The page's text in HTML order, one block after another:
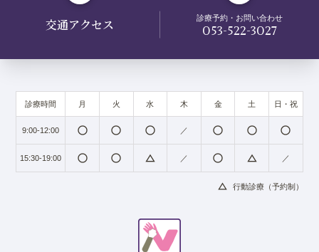
交通アクセス 診療予約・お問い合わせ
053-522-3027
診療時間 月 火 水 木 金 土 日・祝
9:00-12:00 radio_button_unchecked radio_button_unchecked radio_button_unchecked ／ radio_button_unchecked radio_button_unchecked radio_button_unchecked
15:30-19:00 radio_button_unchecked radio_button_unchecked change_history ／ radio_button_unchecked change_history ／
change_history 行動診療（予約制）